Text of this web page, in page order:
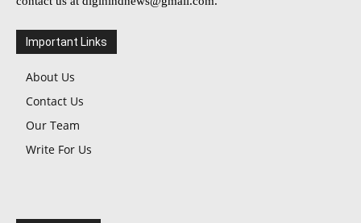
Important Links
About Us
Contact Us
Our Team
Write For Us